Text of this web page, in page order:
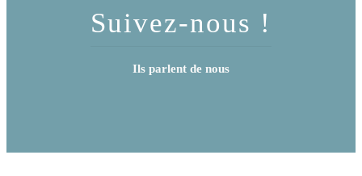
Suivez-nous !
Ils parlent de nous